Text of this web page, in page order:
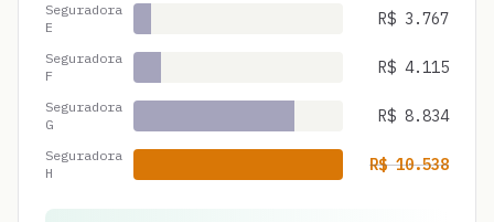
Seguradora
E
R$ 3.767
Seguradora
F
R$ 4.115
Seguradora
G
R$ 8.834
Seguradora
H
R$10.538